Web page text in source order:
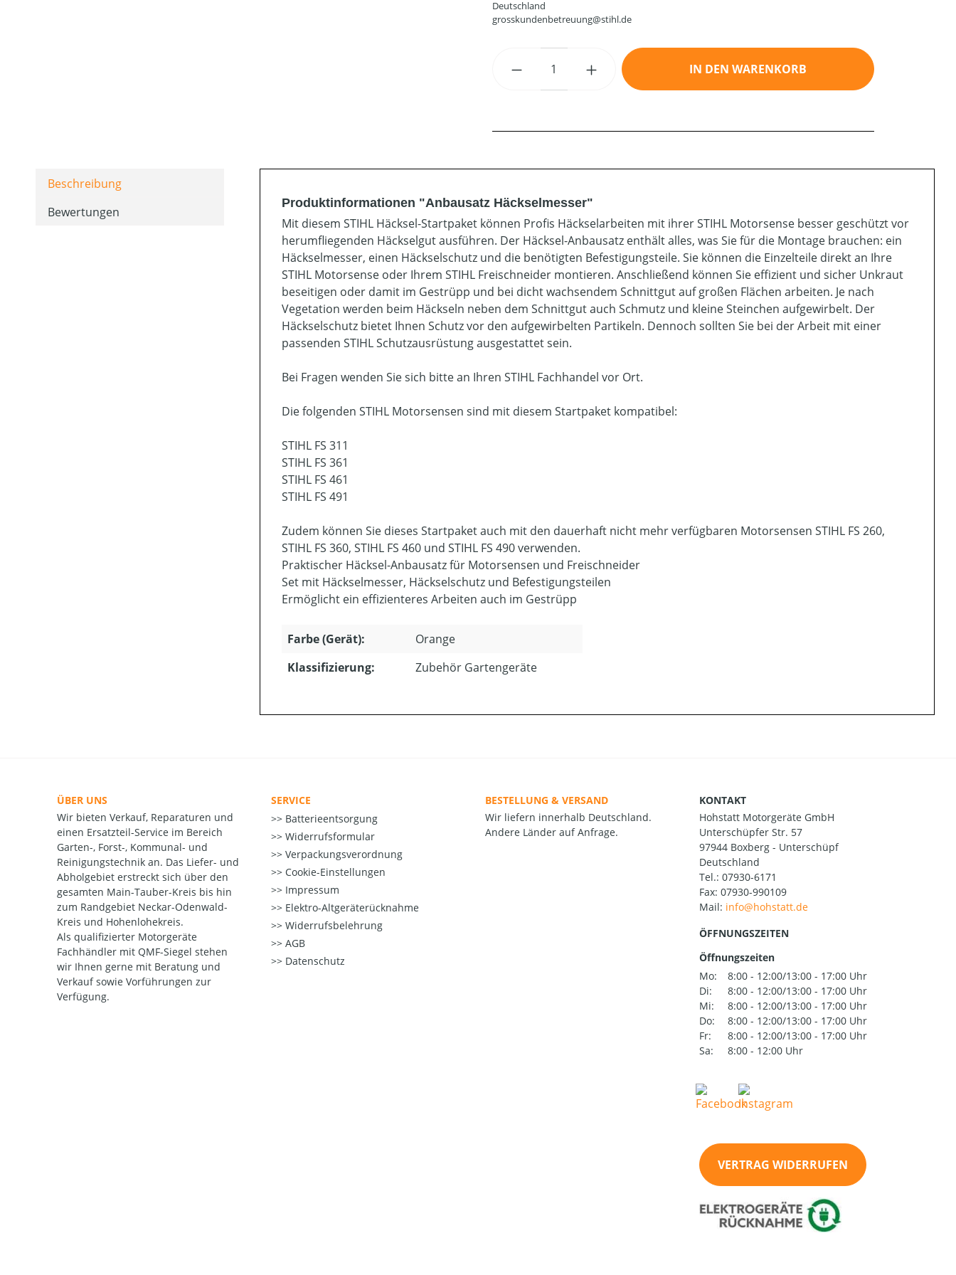
Deutschland
grosskundenbetreuung@stihl.de
Produkt Anzahl: Gib den gewünschten Wert ein oder
IN DEN WARENKORB
Beschreibung
Bewertungen
Produktinformationen "Anbausatz Häckselmesser"
Mit diesem STIHL Häcksel-Startpaket können Profis Häckselarbeiten mit ihrer STIHL Motorsense besser geschützt vor
herumfliegenden Häckselgut ausführen. Der Häcksel-Anbausatz enthält alles, was Sie für die Montage brauchen: ein
Häckselmesser, einen Häckselschutz und die benötigten Befestigungsteile. Sie können die Einzelteile direkt an Ihre
STIHL Motorsense oder Ihrem STIHL Freischneider montieren. Anschließend können Sie effizient und sicher Unkraut
beseitigen oder damit im Gestrüpp und bei dicht wachsendem Schnittgut auf großen Flächen arbeiten. Je nach
Vegetation werden beim Häckseln neben dem Schnittgut auch Schmutz und kleine Steinchen aufgewirbelt. Der
Häckselschutz bietet Ihnen Schutz vor den aufgewirbelten Partikeln. Dennoch sollten Sie bei der Arbeit mit einer
passenden STIHL Schutzausrüstung ausgestattet sein.
Bei Fragen wenden Sie sich bitte an Ihren STIHL Fachhandel vor Ort.
Die folgenden STIHL Motorsensen sind mit diesem Startpaket kompatibel:
STIHL FS 311
STIHL FS 361
STIHL FS 461
STIHL FS 491
Zudem können Sie dieses Startpaket auch mit den dauerhaft nicht mehr verfügbaren Motorsensen STIHL FS 260,
STIHL FS 360, STIHL FS 460 und STIHL FS 490 verwenden.
Praktischer Häcksel-Anbausatz für Motorsensen und Freischneider
Set mit Häckselmesser, Häckselschutz und Befestigungsteilen
Ermöglicht ein effizienteres Arbeiten auch im Gestrüpp
Farbe (Gerät):
Orange
Klassifizierung:
Zubehör Gartengeräte
ÜBER UNS
Wir bieten Verkauf, Reparaturen und
einen Ersatzteil-Service im Bereich
Garten-, Forst-, Kommunal- und
Reinigungstechnik an. Das Liefer- und
Abholgebiet erstreckt sich über den
gesamten Main-Tauber-Kreis bis hin
zum Randgebiet Neckar-Odenwald-
Kreis und Hohenlohekreis.
Als qualifizierter Motorgeräte
Fachhändler mit QMF-Siegel stehen
wir Ihnen gerne mit Beratung und
Verkauf sowie Vorführungen zur
Verfügung.
SERVICE
Batterieentsorgung
Widerrufsformular
Verpackungsverordnung
Cookie-Einstellungen
Impressum
Elektro-Altgeräterücknahme
Widerrufsbelehrung
AGB
Datenschutz
BESTELLUNG & VERSAND
Wir liefern innerhalb Deutschland.
Andere Länder auf Anfrage.
KONTAKT
Hohstatt Motorgeräte GmbH
Unterschüpfer Str. 57
97944 Boxberg - Unterschüpf
Deutschland
Tel.: 07930-6171
Fax: 07930-990109
Mail:
ÖFFNUNGSZEITEN
Öffnungszeiten
Mo:
8:00 - 12:00/13:00 - 17:00 Uhr
Di:
8:00 - 12:00/13:00 - 17:00 Uhr
Mi:
8:00 - 12:00/13:00 - 17:00 Uhr
Do:
8:00 - 12:00/13:00 - 17:00 Uhr
Fr:
8:00 - 12:00/13:00 - 17:00 Uhr
Sa:
8:00 - 12:00 Uhr
VERTRAG WIDERRUFEN